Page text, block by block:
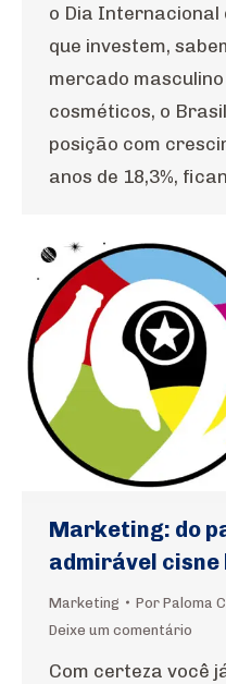
o Dia Internacional
que investem,
mercado
cosméticos, o
posição com
anos de 18,3%,
Marketing: do
admirável cisne
Marketing Por Paloma
Deixe um comentário
Com certeza você